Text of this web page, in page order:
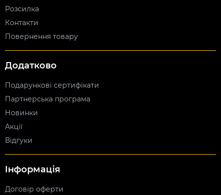
Розсилка
Контакти
Повернення товару
Додатково
Подарункові сертифікати
Партнерська програма
Новинки
Акції
Відгуки
Інформація
Договір оферти